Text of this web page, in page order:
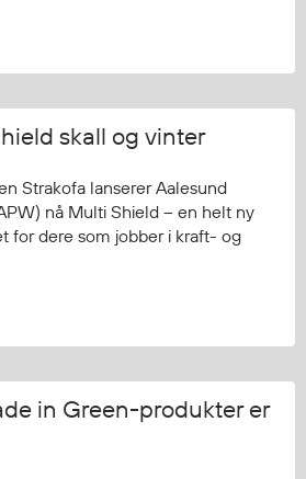
skall og vinter
Strakofa lanserer Aalesund
nå Multi Shield – en helt ny
for dere som jobber i kraft- og
in Green-produkter er